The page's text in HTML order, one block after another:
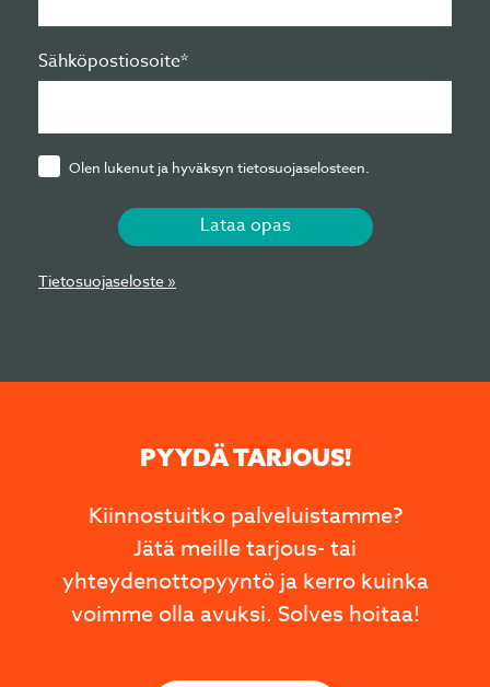
Sähköpostiosoite*
Olen lukenut ja hyväksyn tietosuojaselosteen.
Lataa opas
Tietosuojaseloste »
PYYDÄ TARJOUS!
Kiinnostuitko palveluistamme?
Jätä meille tarjous- tai
yhteydenottopyyntö ja kerro kuinka
voimme olla avuksi. Solves hoitaa!